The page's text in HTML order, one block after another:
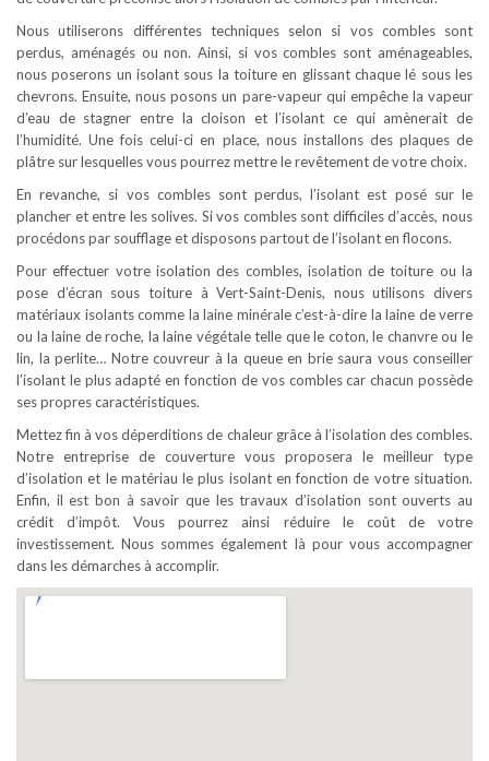
Nous utiliserons différentes techniques selon si vos combles sont
perdus, aménagés ou non. Ainsi, si vos combles sont aménageables,
nous poserons un isolant sous la toiture en glissant chaque lé sous les
chevrons. Ensuite, nous posons un pare-vapeur qui empêche la vapeur
d’eau de stagner entre la cloison et l’isolant ce qui amènerait de
l’humidité. Une fois celui-ci en place, nous installons des plaques de
plâtre sur lesquelles vous pourrez mettre le revêtement de votre choix.
En revanche, si vos combles sont perdus, l’isolant est posé sur le
plancher et entre les solives. Si vos combles sont difficiles d’accès, nous
procédons par soufflage et disposons partout de l’isolant en flocons.
Pour effectuer votre isolation des combles, isolation de toiture ou la
pose d’écran sous toiture à Vert-Saint-Denis, nous utilisons divers
matériaux isolants comme la laine minérale c’est-à-dire la laine de verre
ou la laine de roche, la laine végétale telle que le coton, le chanvre ou le
lin, la perlite… Notre couvreur à la queue en brie saura vous conseiller
l’isolant le plus adapté en fonction de vos combles car chacun possède
ses propres caractéristiques.
Mettez fin à vos déperditions de chaleur grâce à l’isolation des combles.
Notre entreprise de couverture vous proposera le meilleur type
d’isolation et le matériau le plus isolant en fonction de votre situation.
Enfin, il est bon à savoir que les travaux d’isolation sont ouverts au
crédit d’impôt. Vous pourrez ainsi réduire le coût de votre
investissement. Nous sommes également là pour vous accompagner
dans les démarches à accomplir.